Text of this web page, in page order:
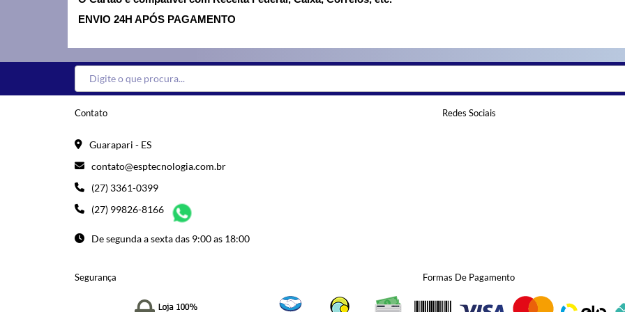
ENVIO 24H APÓS PAGAMENTO
Contato
Guarapari - ES
contato@esptecnologia.com.br
(27) 3361-0399
(27) 99826-8166
De segunda a sexta das 9:00 as 18:00
Redes Sociais
Segurança Formas De Pagamento